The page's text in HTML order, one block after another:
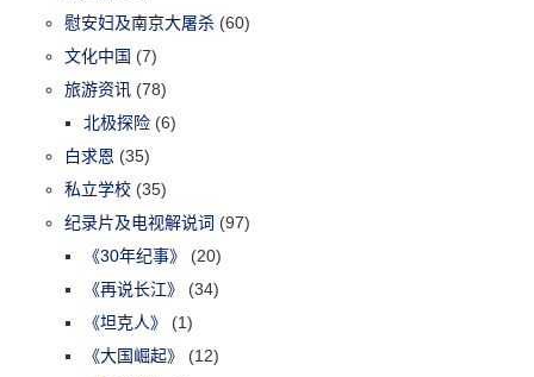
慰安妇及南京大屠杀 (60)
文化中国 (7)
旅游资讯 (78)
北极探险 (6)
白求恩 (35)
私立学校 (35)
纪录片及电视解说词 (97)
《30年纪事》
(20)
《再说长江》
(34)
《坦克人》
(1)
《大国崛起》
(12)